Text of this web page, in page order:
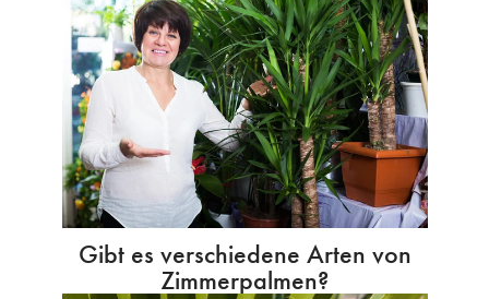
Gibt es verschiedene Arten von
Zimmerpalmen?